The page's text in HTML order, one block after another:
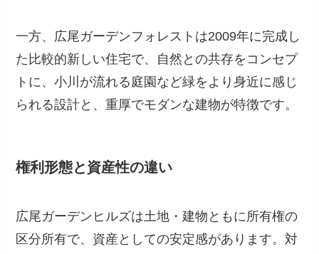
一方、広尾ガーデンフォレストは2009年に完成し
た比較的新しい住宅で、自然との共存をコンセプ
トに、小川が流れる庭園など緑をより身近に感じ
られる設計と、重厚でモダンな建物が特徴です。
権利形態と資産性の違い
広尾ガーデンヒルズは土地・建物ともに所有権の
区分所有で、資産としての安定感があります。対